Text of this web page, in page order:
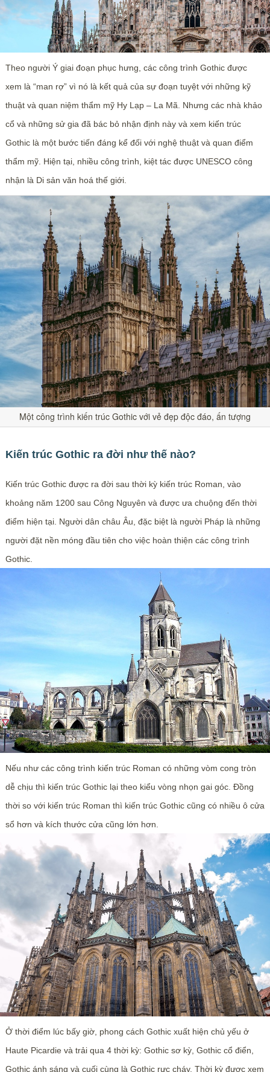
Theo người Ý giai đoạn phục hưng, các công trình Gothic được
xem là “man rợ” vì nó là kết quả của sự đoạn tuyệt với những kỹ
thuật và quan niệm thẩm mỹ Hy Lạp – La Mã. Nhưng các nhà khảo
cổ và những sử gia đã bác bỏ nhận định này và xem kiến trúc
Gothic là một bước tiến đáng kể đối với nghệ thuật và quan điểm
thẩm mỹ. Hiện tại, nhiều công trình, kiệt tác được UNESCO công
nhận là Di sản văn hoá thế giới.
Một công trình kiến trúc Gothic với vẻ đẹp độc đáo, ấn tượng
Kiến trúc Gothic ra đời như thế nào?
Kiến trúc Gothic được ra đời sau thời kỳ kiến trúc Roman, vào
khoảng năm 1200 sau Công Nguyên và được ưa chuộng đến thời
điểm hiện tại. Người dân châu Âu, đặc biệt là người Pháp là những
người đặt nền móng đầu tiên cho việc hoàn thiện các công trình
Gothic.
Nếu như các công trình kiến trúc Roman có những vòm cong tròn
dễ chịu thì kiến trúc Gothic lại theo kiểu vòng nhọn gai góc. Đồng
thời so với kiến trúc Roman thì kiến trúc Gothic cũng có nhiều ô cửa
sổ hơn và kích thước cửa cũng lớn hơn.
Ở thời điểm lúc bấy giờ, phong cách Gothic xuất hiện chủ yếu ở
Haute Picardie và trải qua 4 thời kỳ: Gothic sơ kỳ, Gothic cổ điển,
Gothic ánh sáng và cuối cùng là Gothic rực cháy. Thời kỳ được xem